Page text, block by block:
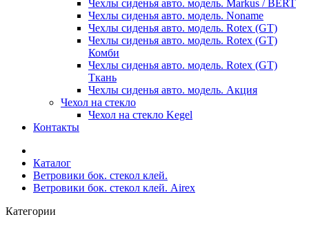
Чехлы сиденья авто. модель. Markus / BERT
Чехлы сиденья авто. модель. Noname
Чехлы сиденья авто. модель. Rotex (GT)
Чехлы сиденья авто. модель. Rotex (GT)
Комби
Чехлы сиденья авто. модель. Rotex (GT)
Ткань
Чехлы сиденья авто. модель. Акция
Чехол на стекло
Чехол на стекло Kegel
Контакты
Каталог
Ветровики бок. стекол клей.
Ветровики бок. стекол клей. Airex
Категории